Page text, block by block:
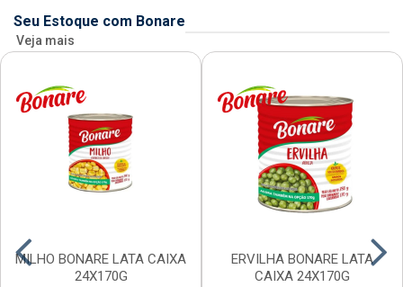
Seu Estoque com Bonare
Veja mais
MILHO BONARE LATA CAIXA
24X170G
ERVILHA BONARE LATA
CAIXA 24X170G